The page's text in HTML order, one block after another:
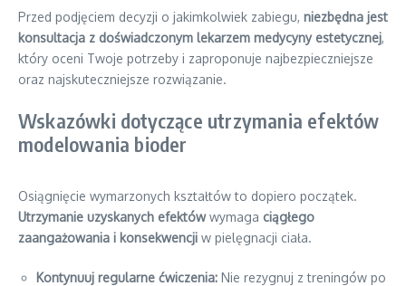
Przed podjęciem decyzji o jakimkolwiek zabiegu, niezbędna jest
konsultacja z doświadczonym lekarzem medycyny estetycznej,
który oceni Twoje potrzeby i zaproponuje najbezpieczniejsze
oraz najskuteczniejsze rozwiązanie.
Wskazówki dotyczące utrzymania efektów
modelowania bioder
Osiągnięcie wymarzonych kształtów to dopiero początek.
Utrzymanie uzyskanych efektówwymaga ciągłego
zaangażowania i konsekwencji w pielęgnacji ciała.
Kontynuuj regularne ćwiczenia: Nie rezygnuj z treningów po